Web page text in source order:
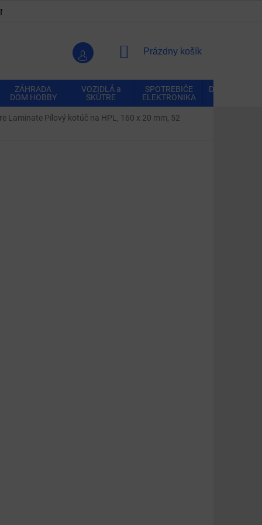
NÁKUPNÝ
Prázdny košík
ZÁHRADA
DOM HOBBY
VOZIDLÁ a
SKÚTRE
SPOTREBIČE
ELEKTRONIKA
DOMÁCNOSŤ
Laminate Pílový kotúč na HPL, 160 x 20 mm, 52